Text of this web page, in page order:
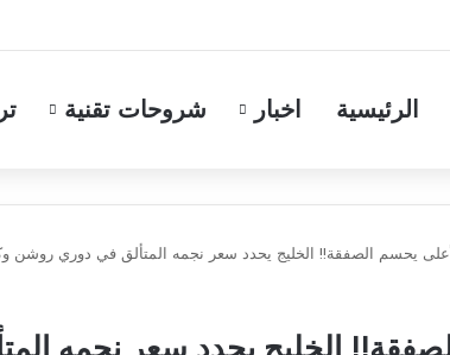
الرئيسية اخبار شروحات تقنية
يحسم الصفقة!! الخليج يحدد سعر نجمه المتألق في دوري روشن
الخليج يحدد سعر نجمه